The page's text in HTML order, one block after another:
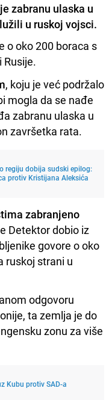
zabranu ulaska u
u ruskoj vojsci.
o oko 200 boraca s
Rusije.
, koju je već podržalo
mogla da se nađe
zabranu ulaska u
završetka rata.
regiju dobija sudski epilog:
protiv Kristijana Aleksića
zabranjeno
Detektor dobio iz
govore o oko
ruskoj strani u
odgovoru
ta zemlja je do
zonu za više
Kubu protiv SAD-a